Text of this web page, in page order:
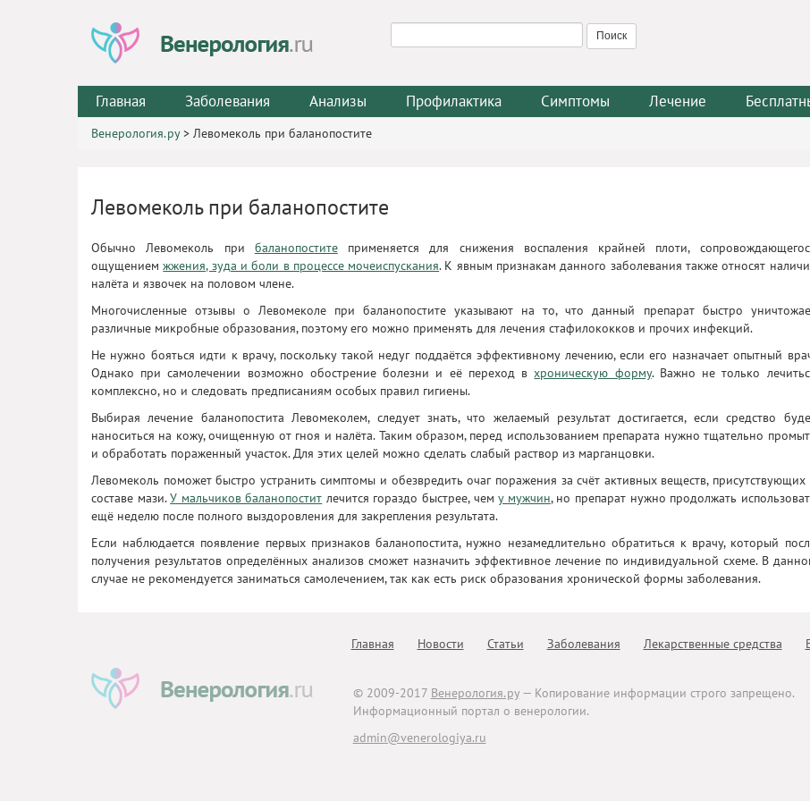
Главная Заболевания Анализы Профилактика Симптомы Лечение
Венерология.ру> Левомеколь при баланопостите
Левомеколь при баланопостите
Обычно Левомеколь при баланопоститеприменяется для снижения воспаления крайней плоти,
ощущениемжжения, зуда и боли в процессе мочеиспускания. К явным признакам данного заболевания также относят
налёта и язвочек на половом члене.
Многочисленные отзывы о Левомеколе при баланопостите указывают на то, что данный препарат быстро
различные микробные образования, поэтому его можно применять для лечения стафилококков и прочих инфекций.
Не нужно бояться идти к врачу, поскольку такой недуг поддаётся эффективному лечению, если его назначает опытный
Однако при самолечении возможно обострение болезни и её переход вхроническую форму. Важно не только
комплексно, но и следовать предписаниям особых правил гигиены.
Выбирая лечение баланопостита Левомеколем, следует знать, что желаемый результат достигается, если средство
наноситься на кожу, очищенную от гноя и налёта. Таким образом, перед использованием препарата нужно тщательно
и обработать пораженный участок. Для этих целей можно сделать слабый раствор из марганцовки.
Левомеколь поможет быстро устранить симптомы и обезвредить очаг поражения за счёт активных веществ, присутствующих
составе мази.У мальчиков баланопостит лечится гораздо быстрее, чему мужчин, но препарат нужно продолжать
ещё неделю после полного выздоровления для закрепления результата.
Если наблюдается появление первых признаков баланопостита, нужно незамедлительно обратиться к врачу, который
получения результатов определённых анализов сможет назначить эффективное лечение по индивидуальной схеме. В
случае не рекомендуется заниматься самолечением, так как есть риск образования хронической формы заболевания.
Главная Новости Статьи Заболевания Лекарственные средства
© 2009-2017 Венерология.ру— Копирование информации строго запрещено.
Информационный портал о венерологии.
admin@venerologiya.ru